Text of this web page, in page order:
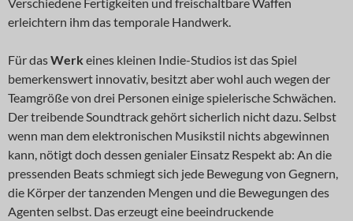
erleichtern ihm das temporale Handwerk.
Für dasWerkeines kleinen Indie-Studios ist das Spiel
bemerkenswert innovativ, besitzt aber wohl auch wegen der
Teamgröße von drei Personen einige spielerische Schwächen.
Der treibende Soundtrack gehört sicherlich nicht dazu. Selbst
wenn man dem elektronischen Musikstil nichts abgewinnen
kann, nötigt doch dessen genialer Einsatz Respekt ab: An die
pressenden Beats schmiegt sich jede Bewegung von Gegnern,
die Körper der tanzenden Mengen und die Bewegungen des
Agenten selbst. Das erzeugt eine beeindruckende